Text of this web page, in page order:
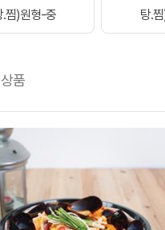
.찜)원형-중 탕.
품